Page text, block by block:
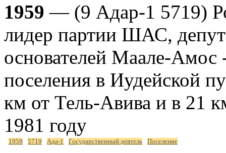
1959 — (9 Адар-1 5719)
лидер партии ШАС,
основателей Маале-Амос
поселения в Иудейской
км от Тель-Авива и в 21
1981 году
1959 5719 Ада-1 Государственный деятель Поселение